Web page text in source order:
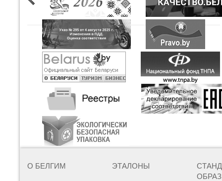
О БЕЛГИМ ЭТАЛОНЫ